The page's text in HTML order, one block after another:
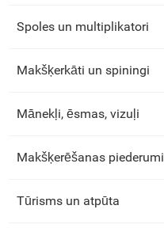
Spoles un multiplikatori
Makšķerkāti un spiningi
Mānekļi, ēsmas, vizuļi
Makšķerēšanas piederumi
Tūrisms un atpūta